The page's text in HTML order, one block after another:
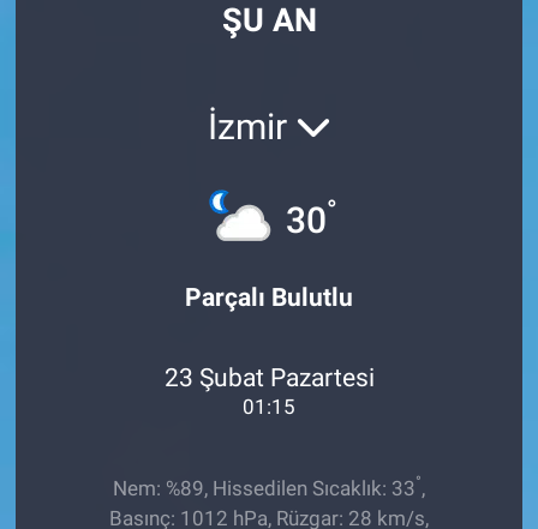
ŞU AN
İzmir
30°
Parçalı Bulutlu
23 Şubat Pazartesi
01:15
Nem: %89, Hissedilen Sıcaklık: 33°,
Basınç: 1012 hPa, Rüzgar: 28 km/s,